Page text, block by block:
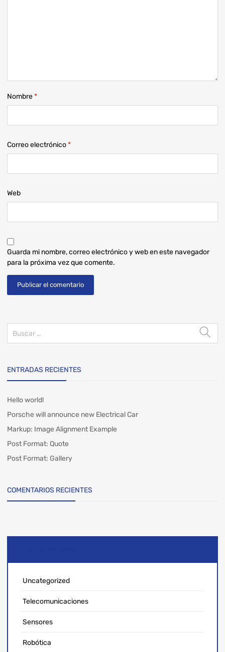
Nombre*
Correo electrónico*
Web
Guarda mi nombre, correo electrónico y web en este navegador
para la próxima vez que comente.
ENTRADAS RECIENTES
Hello world!
Porsche will announce new Electrical Car
Markup: Image Alignment Example
Post Format: Quote
Post Format: Gallery
COMENTARIOS RECIENTES
Uncategorized
Telecomunicaciones
Sensores
Robótica